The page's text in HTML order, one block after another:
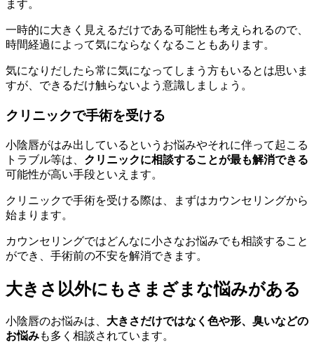
ます。
一時的に大きく見えるだけである可能性も考えられるので、
時間経過によって気にならなくなることもあります。
気になりだしたら常に気になってしまう方もいるとは思いま
すが、できるだけ触らないよう意識しましょう。
クリニックで手術を受ける
小陰唇がはみ出しているというお悩みやそれに伴って起こる
トラブル等は、 クリニックに相談することが最も解消できる
可能性が高い手段といえます。
クリニックで手術を受ける際は、まずはカウンセリングから
始まります。
カウンセリングではどんなに小さなお悩みでも相談すること
ができ、手術前の不安を解消できます。
大きさ以外にもさまざまな悩みがある
小陰唇のお悩みは、 大きさだけではなく色や形、臭いなどの
お悩みも多く相談されています。